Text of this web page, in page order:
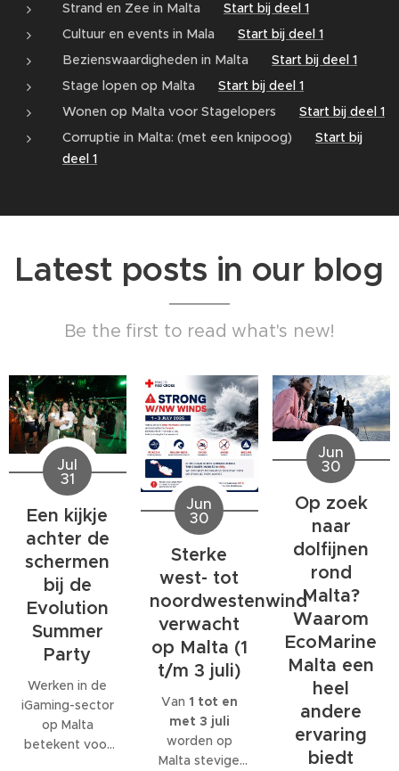
Strand en Zee in Malta 👉 Start bij deel 1
Cultuur en events in Mala 👉 Start bij deel 1
Bezienswaardigheden in Malta 👉 Start bij deel 1
Stage lopen op Malta 👉 Start bij deel 1
Wonen op Malta voor Stagelopers 👉 Start bij deel 1
Corruptie in Malta: (met een knipoog) 👉 Start bij
deel 1
Latest posts in our blog
Be the first to read what's new!
Jul
31
Een kijkje
achter de
schermen
bij de
Evolution
Summer
Party
Werken in de
iGaming-sector
op Malta
betekent voor
Jun
30
Sterke
west- tot
noordwestenwind
verwacht
op Malta (1
t/m 3 juli)
Van 1 tot en
met 3 juli
worden op
Malta stevige
Jun
30
Op zoek
naar
dolfijnen
rond
Malta?
Waarom
EcoMarine
Malta een
heel
andere
ervaring
biedt